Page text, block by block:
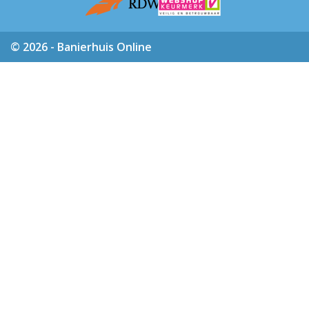
© 2026 - Banierhuis Online